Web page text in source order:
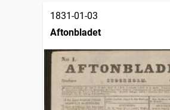
1831-01-03
Aftonbladet